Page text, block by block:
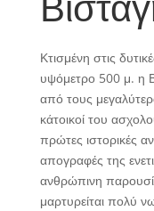
Κτισμένη στις
υψόμετρο 500 μ. η
από τους
κάτοικοί του
πρώτες ιστορικές
απογραφές της
ανθρώπινη
μαρτυρείται πολύ